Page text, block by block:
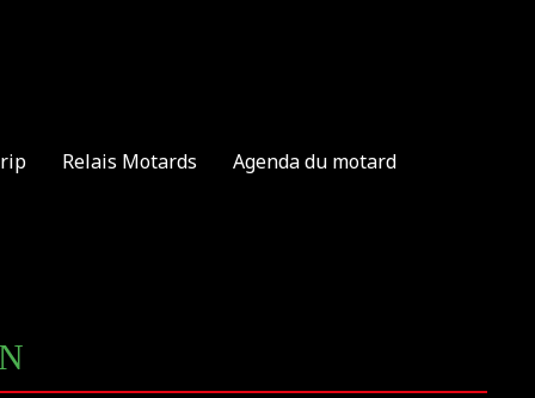
Relais Motards Agenda du motard